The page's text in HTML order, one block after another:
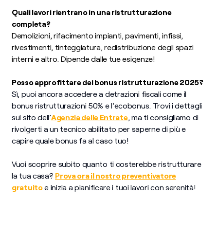
Quali lavori rientrano in una ristrutturazione
completa?
Demolizioni, rifacimento impianti, pavimenti, infissi,
rivestimenti, tinteggiatura, redistribuzione degli spazi
interni e altro. Dipende dalle tue esigenze!
Posso approfittare dei bonus ristrutturazione 2025?
Sì, puoi ancora accedere a detrazioni fiscali come il
bonus ristrutturazioni 50% e l'ecobonus. Trovi i dettagli
sul sito dell’Agenzia delle Entrate, ma ti consigliamo di
rivolgerti a un tecnico abilitato per saperne di più e
capire quale bonus fa al caso tuo!
Vuoi scoprire subito quanto ti costerebbe ristrutturare
la tua casa? Prova ora il nostro preventivatore
gratuitoe inizia a pianificare i tuoi lavori con serenità!